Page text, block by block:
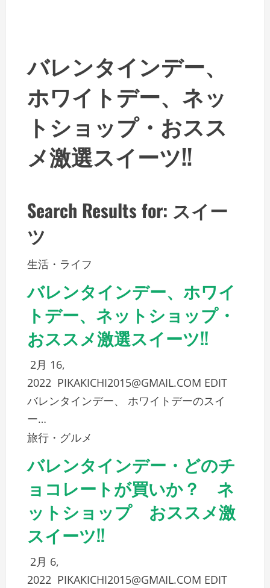
バレンタインデー、
ホワイトデー、ネッ
トショップ・おスス
メ激選スイーツ!!
Search Results for: スイー
ツ
生活・ライフ
バレンタインデー、ホワイ
トデー、ネットショップ・
おススメ激選スイーツ!!
2月 16,
2022 PIKAKICHI2015@GMAIL.COM EDIT
バレンタインデー、 ホワイトデーのスイ
ー…
旅行・グルメ
バレンタインデー・どのチ
ョコレートが買いか？ ネ
ットショップ おススメ激
スイーツ!!
2月 6,
2022 PIKAKICHI2015@GMAIL.COM EDIT